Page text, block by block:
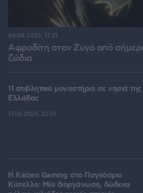
Αφροδίτη στον Ζυγό από
ζώδια
06.08.2026, 17:31
11 επιβλητικά μοναστήρια σε νησιά της
Ελλάδας
17.06.2026, 22:51
H Kaizen Gaming στο Παγκόσμιο
Kύπελλο: Μία διοργάνωση, δώδεκα